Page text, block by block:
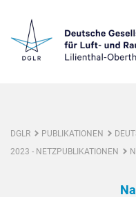
DGLR PUBLIKATIONEN
2023 - NETZPUBLIKATIONEN